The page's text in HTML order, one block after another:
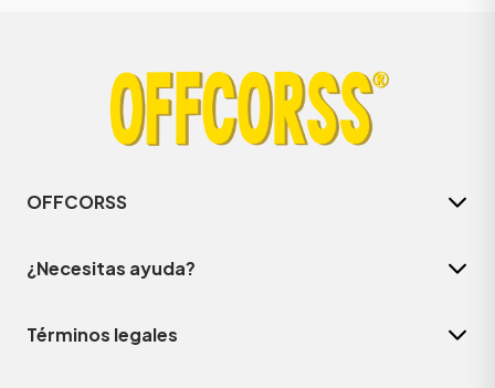
OFFCORSS
¿Necesitas ayuda?
Términos legales